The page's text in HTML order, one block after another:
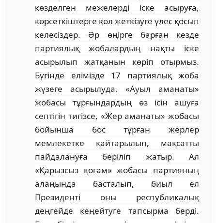
көзделген межелерді іске асыруға,
көрсеткіштерге қол жеткізуге үлес қосып
келесіздер. Әр өңірге барған кезде
партиялық жобалардың нақты іске
асырылып жатқанын көріп отырмыз.
Бүгінде елімізде 17 партиялық жоба
жүзеге асырылуда. «Ауыл аманаты»
жобасы тұрғындардың өз ісін ашуға
септігін тигізсе, «Жер аманаты» жобасы
бойынша бос тұрған жерлер
мемлекетке қайтарылып, мақсатты
пайдалануға беріліп жатыр. Ал
«Қарызсыз қоғам» жобасы партияның
алаңында басталып, биыл ел
Президенті оны республикалық
деңгейде кеңейтуге тапсырма берді.